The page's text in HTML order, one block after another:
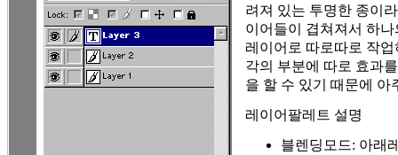
려져 있는 투명한 종이
이어들이 겹쳐져서 하
레이어로 따로따로 작
각의 부분에 따로 효과
을 할 수 있기 때문에 아
레이어팔레트 설명
블렌딩모드: 아래